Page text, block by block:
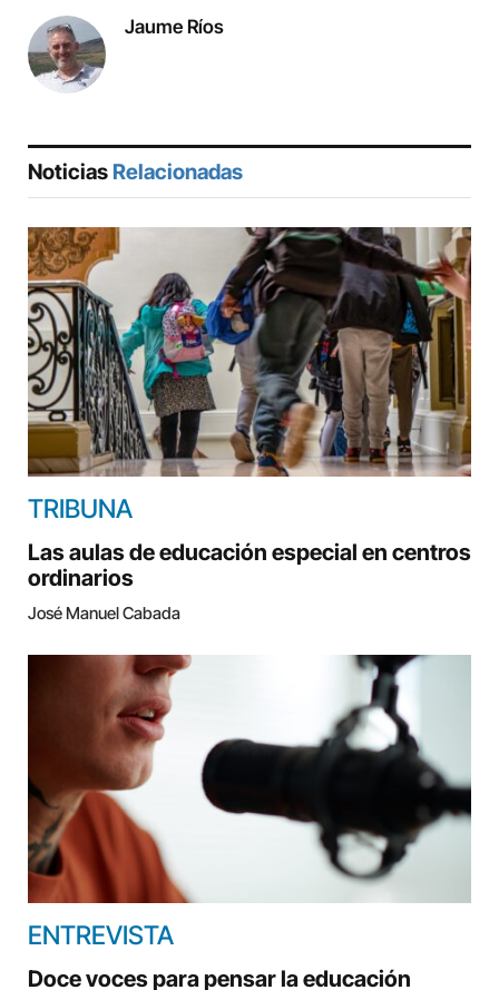
Jaume Ríos
Noticias Relacionadas
TRIBUNA
Las aulas de educación especial en centros
ordinarios
José Manuel Cabada
ENTREVISTA
Doce voces para pensar la educación